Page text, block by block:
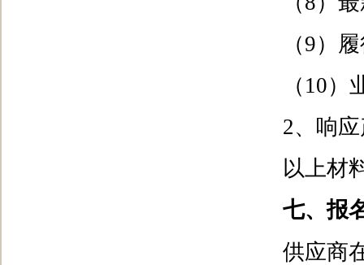
（9）
（10）
2、响
以上材
七、报
供应商